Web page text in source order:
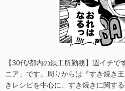
【30代/都内の鉄工所勤務】週イチ
ニア」です。周りからは『すき焼き
きレシピを中心に、すき焼きに関す